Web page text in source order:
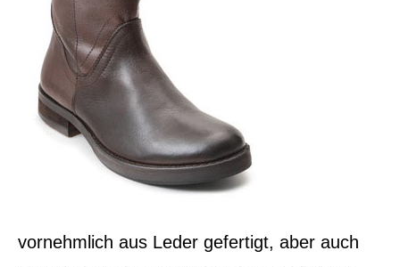
vornehmlich aus Leder gefertigt, aber auch